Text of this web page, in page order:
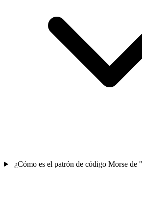
¿Cómo es el patrón de código Morse de